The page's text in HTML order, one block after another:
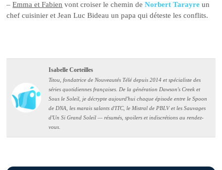
–Emma et Fabien vont croiser le chemin deNorbert Tarayreun
chef cuisinier et Jean Luc Bideau un papa qui déteste les conflits.
Isabelle Corteilles
Titou, fondatrice de Nouveautés Télé depuis 2014 et spécialiste des
séries quotidiennes françaises. De la génération Dawson's Creek et
Sous le Soleil, je décrypte aujourd'hui chaque épisode entre le Spoon
de DNA, les marais salants d'ITC, le Mistral de PBLV et les Sauvages
d'Un Si Grand Soleil — résumés, spoilers et indiscrétions au rendez-
vous.